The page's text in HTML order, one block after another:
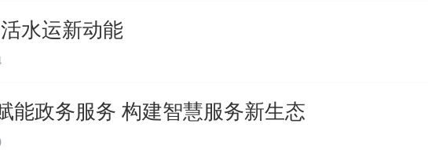
水运新动能
能政务服务 构建智慧服务新生态